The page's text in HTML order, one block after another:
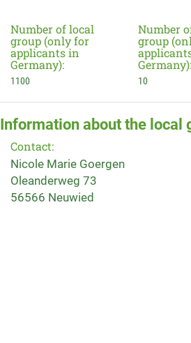
Number of local
group (only for
applicants in
Germany):
1100
Number
group
Germany):
10
Information about the local
Contact:
Nicole Marie Goergen
Oleanderweg 73
56566 Neuwied